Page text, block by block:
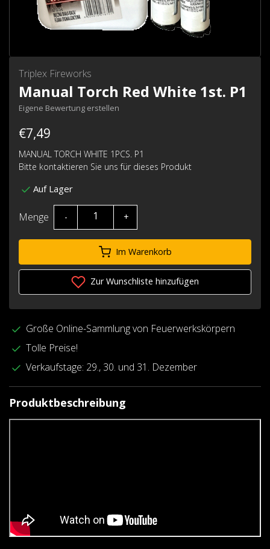
Triplex Fireworks
Manual Torch Red White 1st. P1
Eigene Bewertung erstellen
€7,49
MANUAL TORCH WHITE 1PCS. P1
Bitte kontaktieren Sie uns für dieses Produkt
Auf Lager
Menge - +
Im Warenkorb
Zur Wunschliste hinzufügen
Große Online-Sammlung von Feuerwerkskörpern
Tolle Preise!
Verkaufstage: 29., 30. und 31. Dezember
Produktbeschreibung